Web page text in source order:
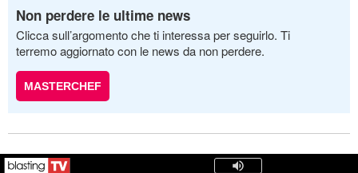
Non perdere le ultime news
Clicca sull’argomento che ti interessa per seguirlo. Ti
terremo aggiornato con le news da non perdere.
MASTERCHEF